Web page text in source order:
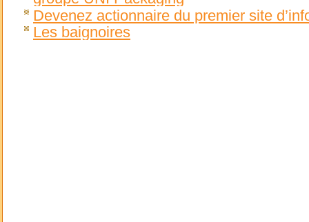
Devenez actionnaire du premier site
Les baignoires